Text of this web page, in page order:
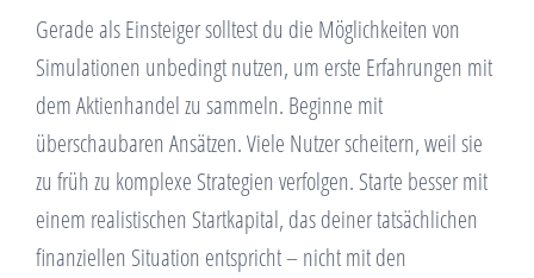
Gerade als Einsteiger solltest du die Möglichkeiten von
Simulationen unbedingt nutzen, um erste Erfahrungen mit
dem Aktienhandel zu sammeln. Beginne mit
überschaubaren Ansätzen. Viele Nutzer scheitern, weil sie
zu früh zu komplexe Strategien verfolgen. Starte besser mit
einem realistischen Startkapital, das deiner tatsächlichen
finanziellen Situation entspricht – nicht mit den